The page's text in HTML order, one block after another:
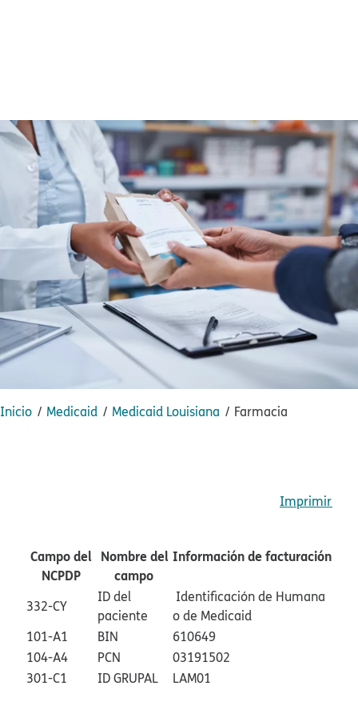
Inicio​​ Medicaid​​ Medicaid Louisiana​​ Farmacia​​
Imprimir​​
Campo del
NCPDP​​
Nombre del
campo​​
Información de facturación​​
332-CY​​
ID del
paciente​​
Identificación de Humana
o de Medicaid​​
101-A1​​
BIN​​
610649​​
104-A4​​
PCN​​
03191502​​
301-C1​​
ID GRUPAL​​ LAM01​​